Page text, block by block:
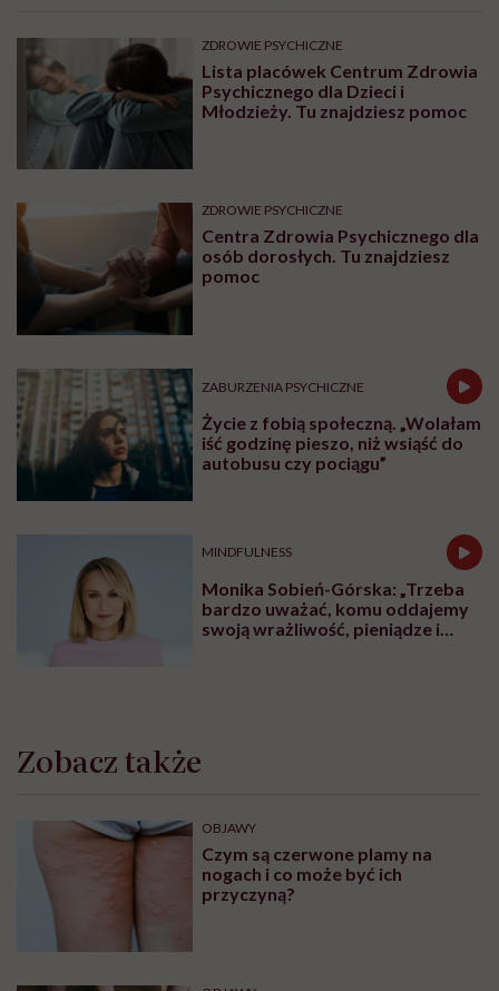
ZDROWIE PSYCHICZNE
Lista placówek Centrum Zdrowia
Psychicznego dla Dzieci i
Młodzieży. Tu znajdziesz pomoc
ZDROWIE PSYCHICZNE
Centra Zdrowia Psychicznego dla
osób dorosłych. Tu znajdziesz
pomoc
ZABURZENIA PSYCHICZNE
Życie z fobią społeczną. „Wolałam
iść godzinę pieszo, niż wsiąść do
autobusu czy pociągu”
MINDFULNESS
Monika Sobień-Górska: „Trzeba
bardzo uważać, komu oddajemy
swoją wrażliwość, pieniądze i
Zobacz także
OBJAWY
Czym są czerwone plamy na
nogach i co może być ich
przyczyną?